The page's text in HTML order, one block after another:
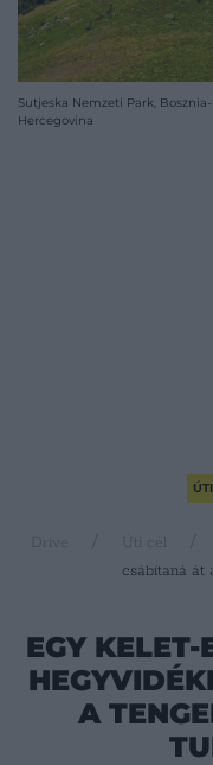
Sutjeska Nemzeti Park, Bosznia-
Hercegovina
Drive
csábítaná át
EGY
A